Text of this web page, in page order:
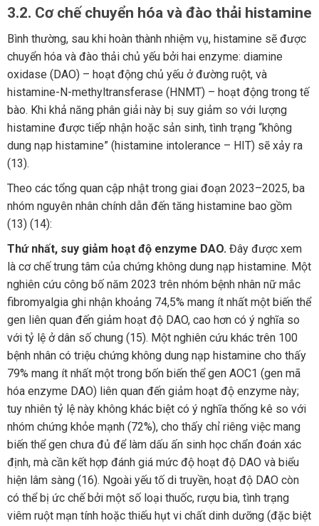
3.2. Cơ chế chuyển hóa và đào thải histamine
Bình thường, sau khi hoàn thành nhiệm vụ, histamine sẽ được
chuyển hóa và đào thải chủ yếu bởi hai enzyme: diamine
oxidase (DAO) – hoạt động chủ yếu ở đường ruột, và
histamine-N-methyltransferase (HNMT) – hoạt động trong tế
bào. Khi khả năng phân giải này bị suy giảm so với lượng
histamine được tiếp nhận hoặc sản sinh, tình trạng “không
dung nạp histamine” (histamine intolerance – HIT) sẽ xảy ra
(13).
Theo các tổng quan cập nhật trong giai đoạn 2023–2025, ba
nhóm nguyên nhân chính dẫn đến tăng histamine bao gồm
(13) (14):
Thứ nhất, suy giảm hoạt độ enzyme DAO. Đây được xem
là cơ chế trung tâm của chứng không dung nạp histamine. Một
nghiên cứu công bố năm 2023 trên nhóm bệnh nhân nữ mắc
fibromyalgia ghi nhận khoảng 74,5% mang ít nhất một biến thể
gen liên quan đến giảm hoạt độ DAO, cao hơn có ý nghĩa so
với tỷ lệ ở dân số chung (15). Một nghiên cứu khác trên 100
bệnh nhân có triệu chứng không dung nạp histamine cho thấy
79% mang ít nhất một trong bốn biến thể gen AOC1 (gen mã
hóa enzyme DAO) liên quan đến giảm hoạt độ enzyme này;
tuy nhiên tỷ lệ này không khác biệt có ý nghĩa thống kê so với
nhóm chứng khỏe mạnh (72%), cho thấy chỉ riêng việc mang
biến thể gen chưa đủ để làm dấu ấn sinh học chẩn đoán xác
định, mà cần kết hợp đánh giá mức độ hoạt độ DAO và biểu
hiện lâm sàng (16). Ngoài yếu tố di truyền, hoạt độ DAO còn
có thể bị ức chế bởi một số loại thuốc, rượu bia, tình trạng
viêm ruột mạn tính hoặc thiếu hụt vi chất dinh dưỡng (đặc biệt